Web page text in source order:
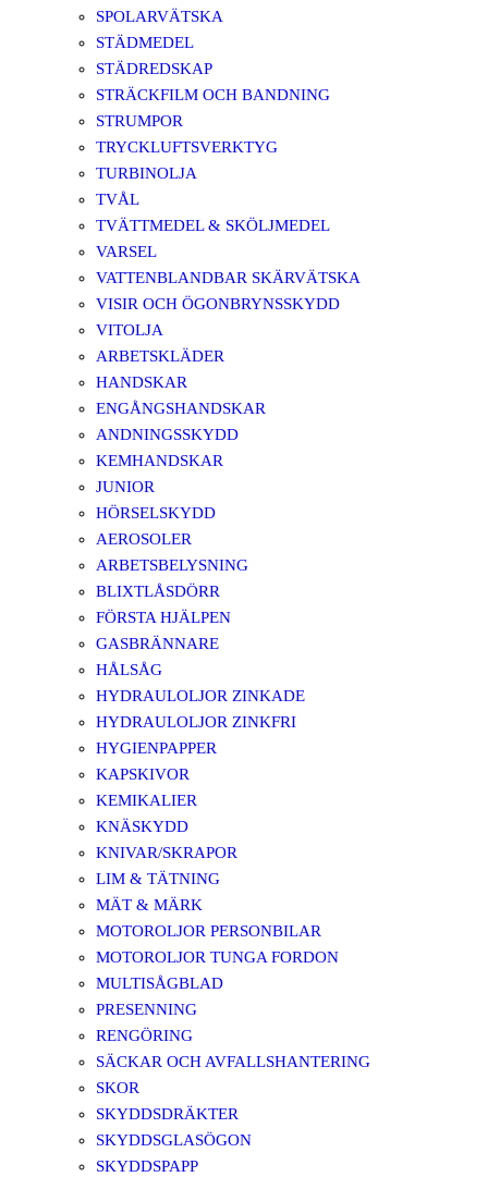
SPOLARVÄTSKA
STÄDMEDEL
STÄDREDSKAP
STRÄCKFILM OCH BANDNING
STRUMPOR
TRYCKLUFTSVERKTYG
TURBINOLJA
TVÅL
TVÄTTMEDEL & SKÖLJMEDEL
VARSEL
VATTENBLANDBAR SKÄRVÄTSKA
VISIR OCH ÖGONBRYNSSKYDD
VITOLJA
ARBETSKLÄDER
HANDSKAR
ENGÅNGSHANDSKAR
ANDNINGSSKYDD
KEMHANDSKAR
JUNIOR
HÖRSELSKYDD
AEROSOLER
ARBETSBELYSNING
BLIXTLÅSDÖRR
FÖRSTA HJÄLPEN
GASBRÄNNARE
HÅLSÅG
HYDRAULOLJOR ZINKADE
HYDRAULOLJOR ZINKFRI
HYGIENPAPPER
KAPSKIVOR
KEMIKALIER
KNÄSKYDD
KNIVAR/SKRAPOR
LIM & TÄTNING
MÄT & MÄRK
MOTOROLJOR PERSONBILAR
MOTOROLJOR TUNGA FORDON
MULTISÅGBLAD
PRESENNING
RENGÖRING
SÄCKAR OCH AVFALLSHANTERING
SKOR
SKYDDSDRÄKTER
SKYDDSGLASÖGON
SKYDDSPAPP